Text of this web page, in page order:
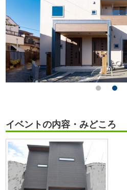
イベントの内容・みどころ